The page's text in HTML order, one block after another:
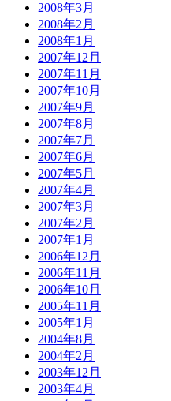
2008年3月
2008年2月
2008年1月
2007年12月
2007年11月
2007年10月
2007年9月
2007年8月
2007年7月
2007年6月
2007年5月
2007年4月
2007年3月
2007年2月
2007年1月
2006年12月
2006年11月
2006年10月
2005年11月
2005年1月
2004年8月
2004年2月
2003年12月
2003年4月